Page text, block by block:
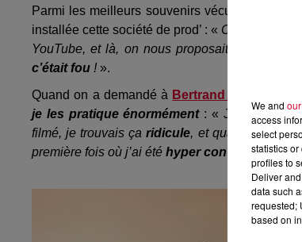
Parmi les meilleurs souvenirs vécus à Studio
installée cette société de prod’ : « On avait
YouTube, et là, on nous proposait
c’était fou !».
Quand on a demandé à Bertrand Usclat
je les pratique énormément : « J
e jouais
filmé, je trouvais çaridicule, et quand j’ai vu
première fois où j’ai été hyper convaincu de
We and
access
select
statistics
profiles to
Deliver
data such
requested;
based on